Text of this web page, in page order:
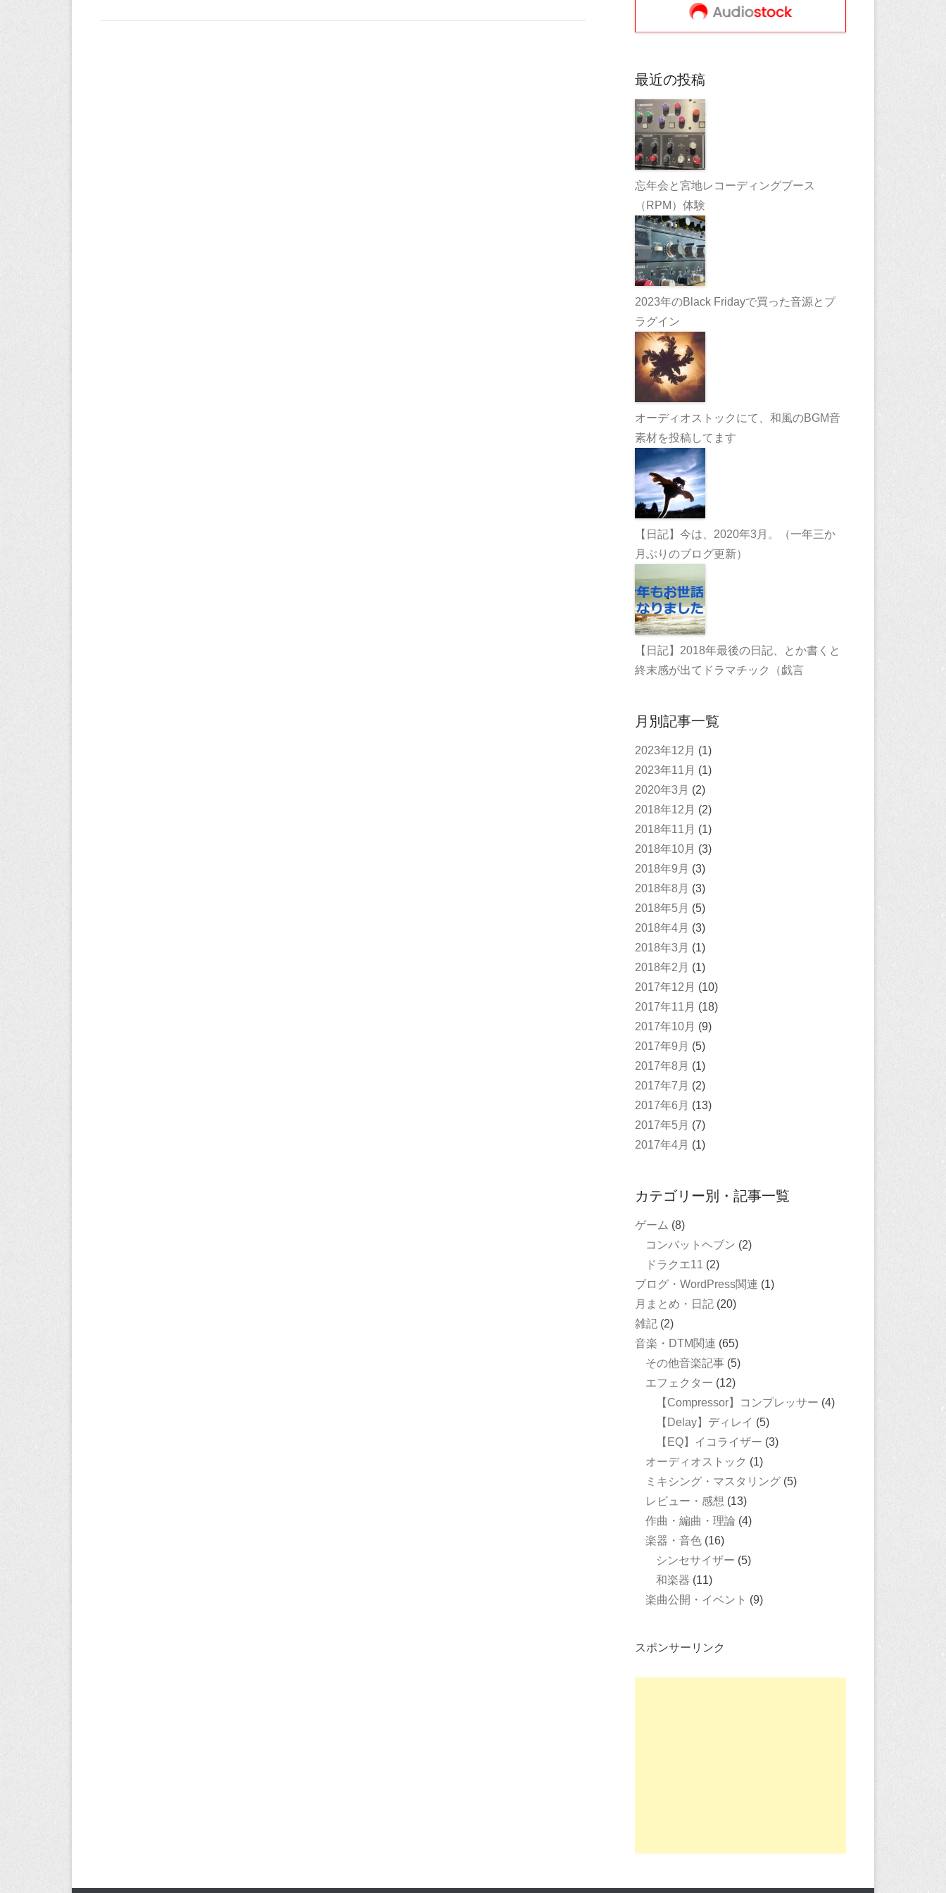
最近の投稿
忘年会と宮地レコーディングブース
（RPM）体験
2023年のBlack Fridayで買った音源とプ
ラグイン
オーディオストックにて、和風のBGM音
素材を投稿してます
【日記】今は、2020年3月。（一年三か
月ぶりのブログ更新）
【日記】2018年最後の日記、とか書くと
終末感が出てドラマチック（戯言
月別記事一覧
2023年12月 (1)
2023年11月 (1)
2020年3月 (2)
2018年12月 (2)
2018年11月 (1)
2018年10月 (3)
2018年9月 (3)
2018年8月 (3)
2018年5月 (5)
2018年4月 (3)
2018年3月 (1)
2018年2月 (1)
2017年12月 (10)
2017年11月 (18)
2017年10月 (9)
2017年9月 (5)
2017年8月 (1)
2017年7月 (2)
2017年6月 (13)
2017年5月 (7)
2017年4月 (1)
カテゴリー別・記事一覧
ゲーム (8)
コンバットヘブン (2)
ドラクエ11 (2)
ブログ・WordPress関連 (1)
月まとめ・日記 (20)
雑記 (2)
音楽・DTM関連 (65)
その他音楽記事 (5)
エフェクター (12)
【Compressor】コンプレッサー (4)
【Delay】ディレイ (5)
【EQ】イコライザー (3)
オーディオストック (1)
ミキシング・マスタリング (5)
レビュー・感想 (13)
作曲・編曲・理論 (4)
楽器・音色 (16)
シンセサイザー (5)
和楽器 (11)
楽曲公開・イベント (9)
スポンサーリンク